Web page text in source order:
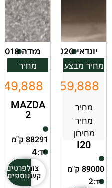
יונדאי 2020
מחיר מבצע
מחיר
מחיר
מחירון
₪59,888
I20
89000 ק"מ
יד:2
מזדה 2018
מחיר
₪49,888
MAZDA
2
88291 ק"מ
יד:4
צור
קשר
לפרטים
נוספים